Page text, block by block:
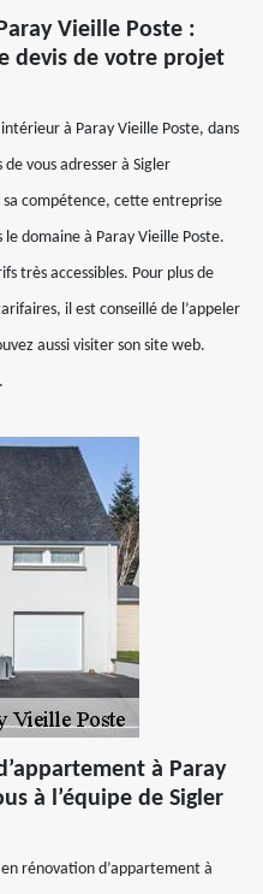
Vieille Poste :
devis de votre projet
à Paray Vieille Poste, dans
vous adresser à Sigler
compétence, cette entreprise
domaine à Paray Vieille Poste.
très accessibles. Pour plus de
il est conseillé de l’appeler
aussi visiter son site web.
à Paray
à l’équipe de Sigler
rénovation d’appartement à